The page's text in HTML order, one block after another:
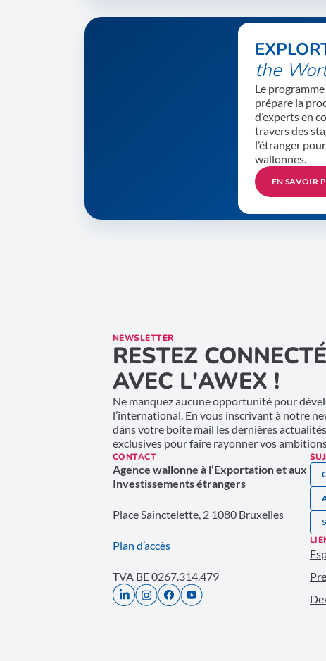
the
Le
prépare la
d’experts en
travers des
l’étranger
wallonnes.
EN SAVOIR
NEWSLETTER
RESTEZ
AVEC L'AWEX !
Ne manquez aucune opportunité pour
l’international. En vous inscrivant à notre
dans votre boîte mail les dernières
exclusives pour faire rayonner vos
CONTACT
Agence wallonne à l’Exportation et aux
Investissements étrangers
Place Sainctelette, 2 1080 Bruxelles
Plan d’accès
TVA BE 0267.314.479